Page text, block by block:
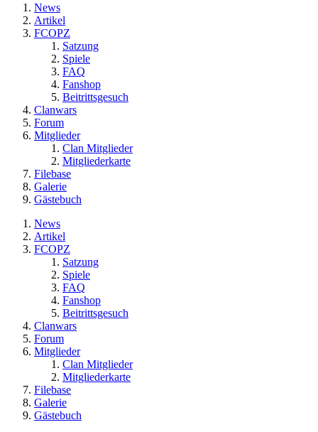
News
Artikel
FCOPZ
Satzung
Spiele
FAQ
Fanshop
Beitrittsgesuch
Clanwars
Forum
Mitglieder
Clan Mitglieder
Mitgliederkarte
Filebase
Galerie
Gästebuch
News
Artikel
FCOPZ
Satzung
Spiele
FAQ
Fanshop
Beitrittsgesuch
Clanwars
Forum
Mitglieder
Clan Mitglieder
Mitgliederkarte
Filebase
Galerie
Gästebuch